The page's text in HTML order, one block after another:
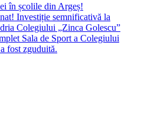
în școlile din Argeș!
Investiție semnificativă la
Colegiului „Zinca Golescu”
Sala de Sport a Colegiului
fost zguduită.